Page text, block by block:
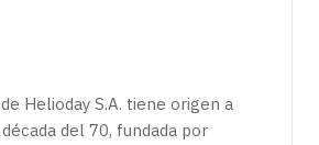
Helioday S.A. tiene origen a
del 70, fundada por